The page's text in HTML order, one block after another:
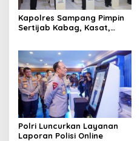
Kapolres Sampang Pimpin
Sertijab Kabag, Kasat,
Polri Luncurkan Layanan
Laporan Polisi Online